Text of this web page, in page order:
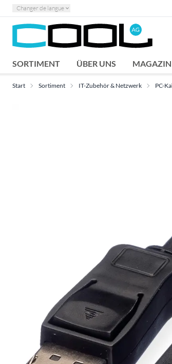
Changer de langue
SORTIMENT ÜBER UNS MAGAZIN
Start Sortiment IT-Zubehör & Netzwerk PC-